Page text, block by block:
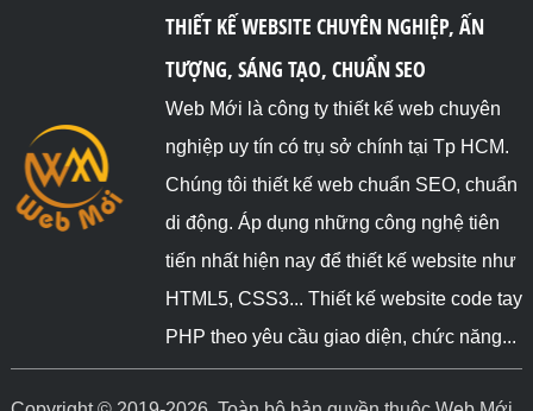
THIẾT KẾ WEBSITE CHUYÊN NGHIỆP, ẤN
TƯỢNG, SÁNG TẠO, CHUẨN SEO
Web Mới là công ty thiết kế web chuyên
nghiệp uy tín có trụ sở chính tại Tp HCM.
Chúng tôi thiết kế web chuẩn SEO, chuẩn
di động. Áp dụng những công nghệ tiên
tiến nhất hiện nay để thiết kế website như
HTML5, CSS3... Thiết kế website code tay
PHP theo yêu cầu giao diện, chức năng...